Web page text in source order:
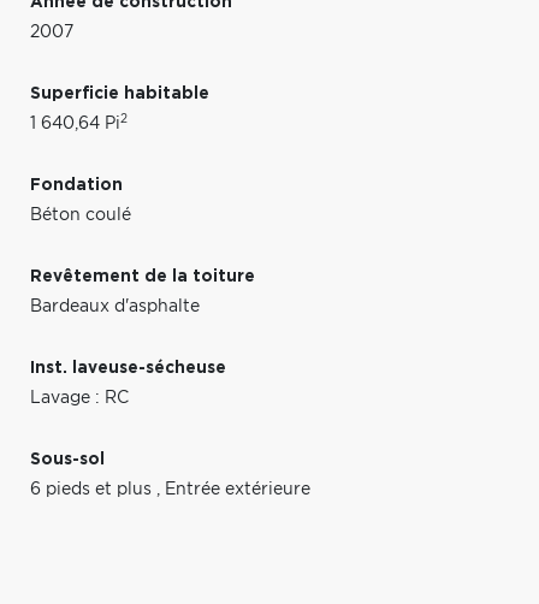
2007
Superficie habitable
1 640,64 Pi2
Fondation
Béton coulé
Revêtement de la toiture
Bardeaux d'asphalte
Inst. laveuse-sécheuse
Lavage : RC
Sous-sol
6 pieds et plus , Entrée extérieure